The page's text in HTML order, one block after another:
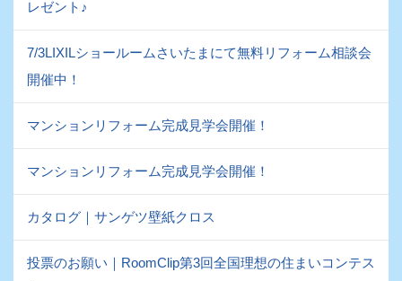
レゼント♪
7/3LIXILショールームさいたまにて無料リフォーム相談会
開催中！
マンションリフォーム完成見学会開催！
マンションリフォーム完成見学会開催！
カタログ｜サンゲツ壁紙クロス
投票のお願い｜RoomClip第3回全国理想の住まいコンテス